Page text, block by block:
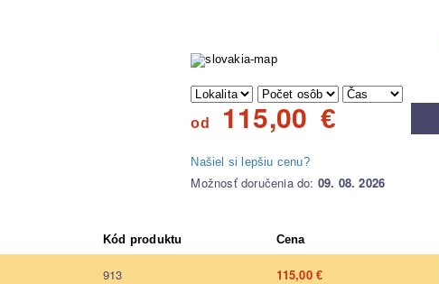
od 115,00 €
Našiel si lepšiu cenu?
Možnosť doručenia do: 09. 08. 2026
Kód produktu Cena
913 115,00€